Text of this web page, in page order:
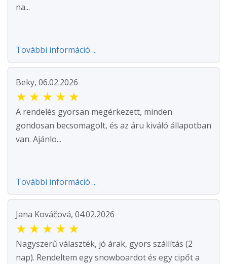
na...
További információ ...
Beky, 06.02.2026
★ ★ ★ ★ ★
A rendelés gyorsan megérkezett, minden
gondosan becsomagolt, és az áru kiváló állapotban
van. Ajánlo...
További információ ...
Jana Kováčová, 04.02.2026
★ ★ ★ ★ ★
Nagyszerű választék, jó árak, gyors szállítás (2
nap). Rendeltem egy snowboardot és egy cipőt a